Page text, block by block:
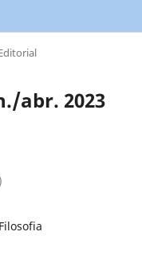
abr. 2023